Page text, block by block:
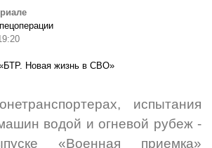
испытания
водой и огневой рубеж -
«Военная приемка»